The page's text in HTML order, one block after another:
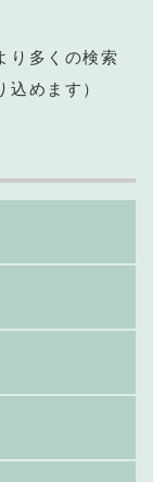
り多くの検索
めます）